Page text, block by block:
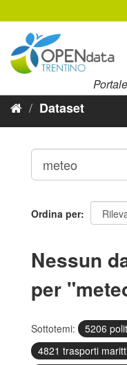
al
contenuto
Dataset
Ordina per
Nessun
per
Sottotemi:
5206
4821 trasporti